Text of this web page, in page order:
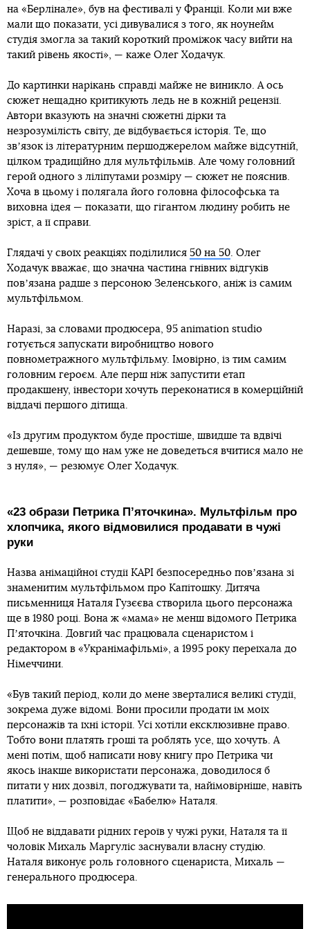
на «Берлінале», був на фестивалі у Франції. Коли ми вже
мали що показати, усі дивувалися з того, як ноунейм
студія змогла за такий короткий проміжок часу вийти на
такий рівень якості», — каже Олег Ходачук.
До картинки нарікань справді майже не виникло. А ось
сюжет нещадно критикують ледь не в кожній рецензії.
Автори вказують на значні сюжетні дірки та
незрозумілість світу, де відбувається історія. Те, що
звʼязок із літературним першоджерелом майже відсутній,
цілком традиційно для мультфільмів. Але чому головний
герой одного з ліліпутами розміру — сюжет не пояснив.
Хоча в цьому і полягала його головна філософська та
виховна ідея — показати, що гігантом людину робить не
зріст, а її справи.
Глядачі у своїх реакціях поділилися 50 на 50 . Олег
Ходачук вважає, що значна частина гнівних відгуків
повʼязана радше з персоною Зеленського, аніж із самим
мультфільмом.
Наразі, за словами продюсера, 95 animation studio
готується запускати виробництво нового
повнометражного мультфільму. Імовірно, із тим самим
головним героєм. Але перш ніж запустити етап
продакшену, інвестори хочуть переконатися в комерційній
віддачі першого дітища.
«Із другим продуктом буде простіше, швидше та вдвічі
дешевше, тому що нам уже не доведеться вчитися мало не
з нуля», — резюмує Олег Ходачук.
«23 образи Петрика Пʼяточкина». Мультфільм про
хлопчика, якого відмовилися продавати в чужі
руки
Назва анімаційної студії KAPI безпосередньо повʼязана зі
знаменитим мультфільмом про Капітошку. Дитяча
письменниця Наталя Гузєєва створила цього персонажа
ще в 1980 році. Вона ж «мама» не менш відомого Петрика
Пʼяточкіна. Довгий час працювала сценаристом і
редактором в «Укранімафільмі», а 1995 року переїхала до
Німеччини.
«Був такий період, коли до мене зверталися великі студії,
зокрема дуже відомі. Вони просили продати їм моїх
персонажів та їхні історії. Усі хотіли ексклюзивне право.
Тобто вони платять гроші та роблять усе, що хочуть. А
мені потім, щоб написати нову книгу про Петрика чи
якось інакше використати персонажа, доводилося б
питати у них дозвіл, погоджувати та, найімовірніше, навіть
платити», — розповідає «Бабелю» Наталя.
Щоб не віддавати рідних героїв у чужі руки, Наталя та її
чоловік Михаль Маргуліс заснували власну студію.
Наталя виконує роль головного сценариста, Михаль —
генерального продюсера.